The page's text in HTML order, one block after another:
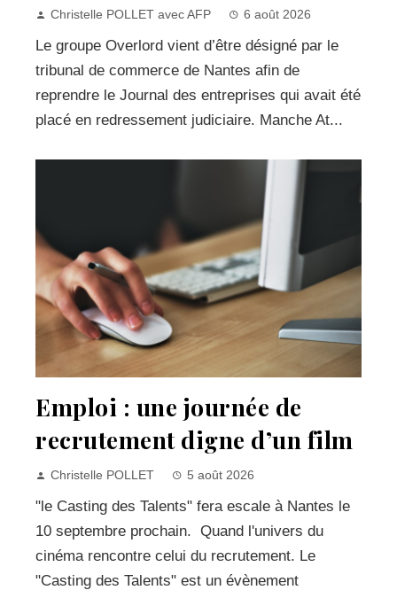
Christelle POLLET avec AFP 6 août 2026
Le groupe Overlord vient d’être désigné par le
tribunal de commerce de Nantes afin de
reprendre le Journal des entreprises qui avait été
placé en redressement judiciaire. Manche At...
Emploi : une journée de
recrutement digne d’un film
Christelle POLLET 5 août 2026
"le Casting des Talents" fera escale à Nantes le
10 septembre prochain. Quand l'univers du
cinéma rencontre celui du recrutement. Le
"Casting des Talents" est un évènement